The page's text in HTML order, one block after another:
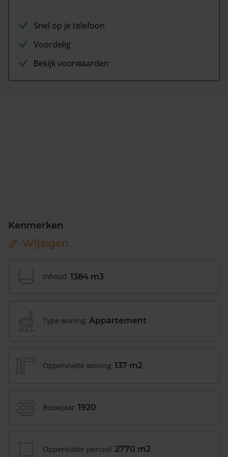
Snel op je telefoon
Voordelig
Bekijk voorwaarden
Kenmerken
Wijzigen
Inhoud 1384 m3
Type woning Appartement
Oppervlakte woning 137 m2
Bouwjaar 1920
Oppervlakte perceel 2770 m2